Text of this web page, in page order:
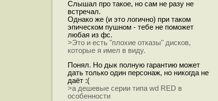
Слышал про такое, но сам не разу не
встречал.
Однако же (и это логично) при таком
эпическом пушном - тебе не поможет
любая из фс.
>Это и есть "плохие отказы" дисков,
которые я имел в виду.
Понял. Но дык полную гарантию может
дать только один персонаж, но никогда не
даёт :(
>а дешевые серии типа wd RED в
особенности